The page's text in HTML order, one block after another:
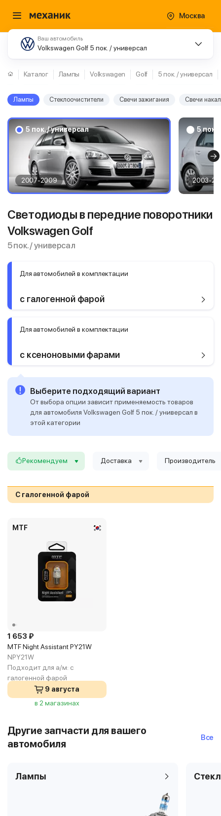
Москва
Ваш автомобиль
Volkswagen Golf 5 пок. / универсал
Каталог Лампы Volkswagen Golf 5 пок. / универсал
Лампы Стеклоочистители Свечи зажигания Свечи
5 пок. / универсал
2007-2009
5 пок.
2003-
Светодиоды в передние поворотники
Volkswagen Golf
5 пок. / универсал
Для автомобилей в комплектации
с галогенной фарой
Для автомобилей в комплектации
с ксеноновыми фарами
Выберите подходящий вариант
От выбора опции зависит применяемость товаров
для автомобиля Volkswagen Golf 5 пок. / универсал в
этой категории
Рекомендуем Доставка Производитель
С галогенной фарой
MTF
1 653 ₽
MTF Night Assistant PY21W
NPY21W
Подходит для а/м: с
галогенной фарой
9 августа
в 2 магазинах
Другие запчасти для вашего
автомобиля
Все
Лампы